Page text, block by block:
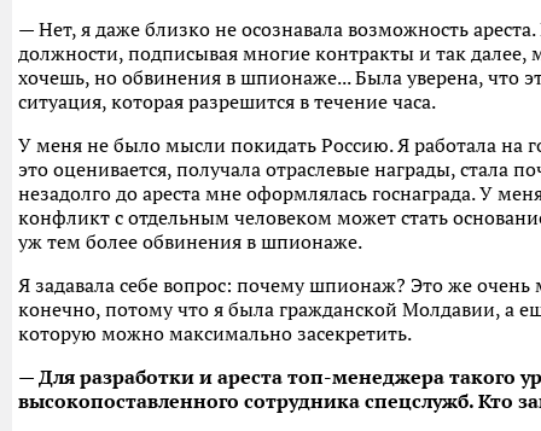
— Нет, я даже близко не осознавала возможность
должности, подписывая многие контракты и так далее,
хочешь, но обвинения в шпионаже... Была уверена, что
ситуация, которая разрешится в течение часа.
У меня не было мысли покидать Россию. Я работала на
это оценивается, получала отраслевые награды, стала
незадолго до ареста мне оформлялась госнаграда. У
конфликт с отдельным человеком может стать
уж тем более обвинения в шпионаже.
Я задавала себе вопрос: почему шпионаж? Это же очень
конечно, потому что я была гражданской Молдавии, а
которую можно максимально засекретить.
— Для разработки и ареста топ-менеджера такого
высокопоставленного сотрудника спецслужб. Кто